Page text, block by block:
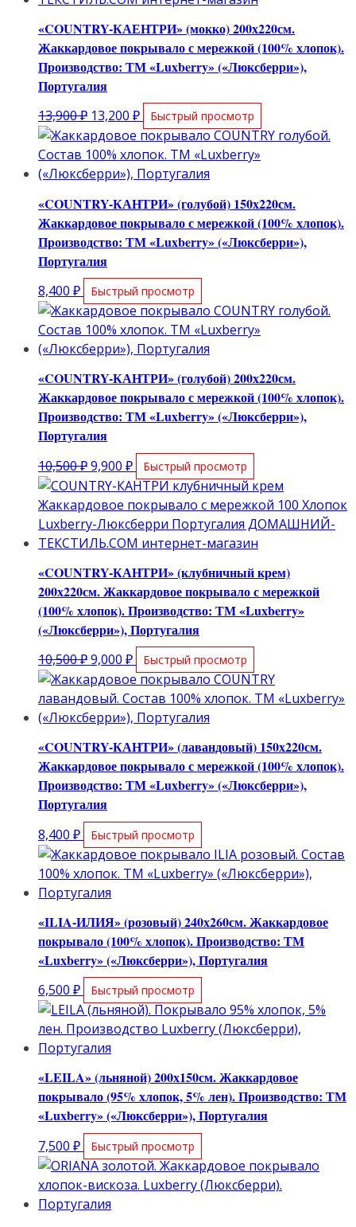
«COUNTRY-КАЕНТРИ» (мокко) 200х220см.
Жаккардовое покрывало с мережкой (100% хлопок).
Производство: ТМ «Luxberry» («Люксберри»),
Португалия
13,900₽ Первоначальная
цена
составляла
13,900 ₽.
13,200 ₽Текущая
цена:
13,200 ₽.
Быстрый просмотр
«COUNTRY-КАНТРИ» (голубой) 150х220см.
Жаккардовое покрывало с мережкой (100% хлопок).
Производство: ТМ «Luxberry» («Люксберри»),
Португалия
8,400 ₽ Быстрый просмотр
«COUNTRY-КАНТРИ» (голубой) 200х220см.
Жаккардовое покрывало с мережкой (100% хлопок).
Производство: ТМ «Luxberry» («Люксберри»),
Португалия
10,500₽Первоначальная
цена
составляла
10,500 ₽.
9,900 ₽Текущая
цена:
9,900 ₽.
Быстрый просмотр
«COUNTRY-КАНТРИ» (клубничный крем)
200х220см. Жаккардовое покрывало с мережкой
(100% хлопок). Производство: ТМ «Luxberry»
(«Люксберри»), Португалия
10,500₽Первоначальная
цена
составляла
10,500 ₽.
9,000 ₽Текущая
цена:
9,000 ₽.
Быстрый просмотр
«COUNTRY-КАНТРИ» (лавандовый) 150х220см.
Жаккардовое покрывало с мережкой (100% хлопок).
Производство: ТМ «Luxberry» («Люксберри»),
Португалия
8,400 ₽ Быстрый просмотр
«ILIA-ИЛИЯ» (розовый) 240х260см. Жаккардовое
покрывало (100% хлопок). Производство: ТМ
«Luxberry» («Люксберри»), Португалия
6,500 ₽ Быстрый просмотр
«LEILA» (льняной) 200х150см. Жаккардовое
покрывало (95% хлопок, 5% лен). Производство: ТМ
«Luxberry» («Люксберри»), Португалия
7,500 ₽ Быстрый просмотр